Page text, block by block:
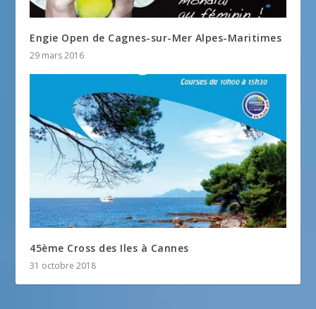
Engie Open de Cagnes-sur-Mer Alpes-Maritimes
29 mars 2016
45ème Cross des Iles à Cannes
31 octobre 2018